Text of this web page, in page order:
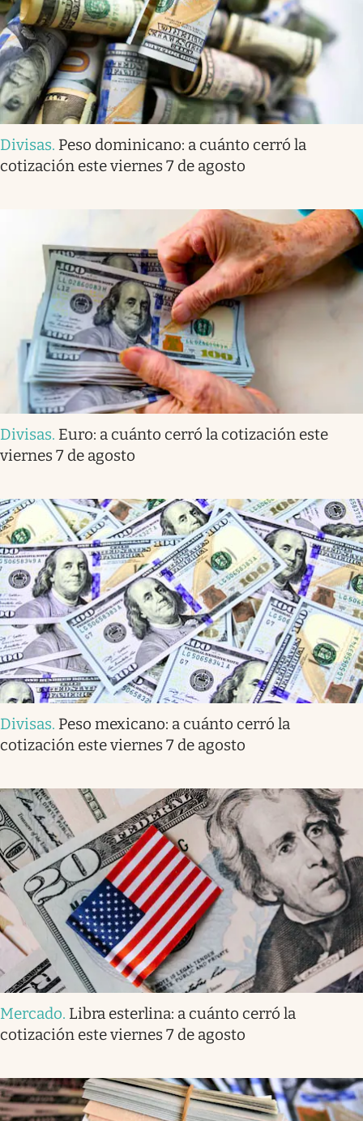
Divisas. Peso dominicano: a cuánto cerró la
cotización este viernes 7 de agosto
Divisas. Euro: a cuánto cerró la cotización este
viernes 7 de agosto
Divisas. Peso mexicano: a cuánto cerró la
cotización este viernes 7 de agosto
Mercado. Libra esterlina: a cuánto cerró la
cotización este viernes 7 de agosto